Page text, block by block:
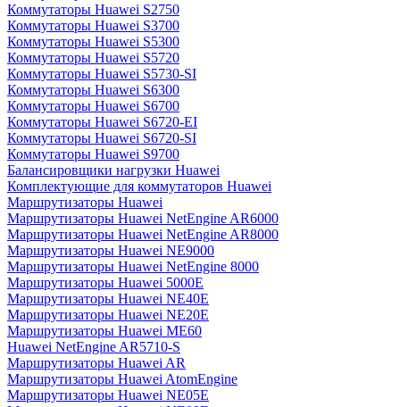
Коммутаторы Huawei S2750
Коммутаторы Huawei S3700
Коммутаторы Huawei S5300
Коммутаторы Huawei S5720
Коммутаторы Huawei S5730-SI
Коммутаторы Huawei S6300
Коммутаторы Huawei S6700
Коммутаторы Huawei S6720-EI
Коммутаторы Huawei S6720-SI
Коммутаторы Huawei S9700
Балансировщики нагрузки Huawei
Комплектующие для коммутаторов Huawei
Маршрутизаторы Huawei
Маршрутизаторы Huawei NetEngine AR6000
Маршрутизаторы Huawei NetEngine AR8000
Маршрутизаторы Huawei NE9000
Маршрутизаторы Huawei NetEngine 8000
Маршрутизаторы Huawei 5000E
Маршрутизаторы Huawei NE40E
Маршрутизаторы Huawei NE20E
Маршрутизаторы Huawei ME60
Huawei NetEngine AR5710-S
Маршрутизаторы Huawei AR
Маршрутизаторы Huawei AtomEngine
Маршрутизаторы Huawei NE05E